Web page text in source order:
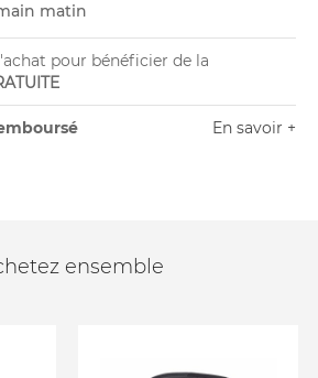
matin
pour bénéficier de la
En savoir +
ensemble